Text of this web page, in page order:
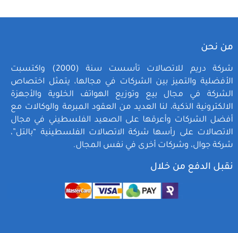
من نحن
شركة دريم للاتصالات تأسست سنة (2000) واكتسبت
الأفضلية والتميز بين الشركات في مجالها، يتمثل اختصاص
الشركة في مجال بيع وتوزيع الهواتف الخلوية والأجهزة
الالكترونية الذكية، لنا العديد من العقود المبرمة والوكالات مع
أفضل الشركات وأعرقها على الصعيد الفلسطيني في مجال
الاتصالات على رأسها شركة الاتصالات الفلسطينية “بالتل”،
شركة جوال، وشركات أخرى في نفس المجال.
نقبل الدفع من خلال